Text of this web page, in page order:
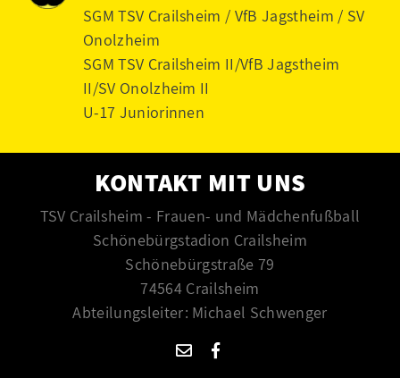
SGM TSV Crailsheim / VfB Jagstheim / SV
Onolzheim
SGM TSV Crailsheim II/VfB Jagstheim
II/SV Onolzheim II
U-17 Juniorinnen
KONTAKT MIT UNS
TSV Crailsheim - Frauen- und Mädchenfußball
Schönebürgstadion Crailsheim
Schönebürgstraße 79
74564 Crailsheim
Abteilungsleiter: Michael Schwenger